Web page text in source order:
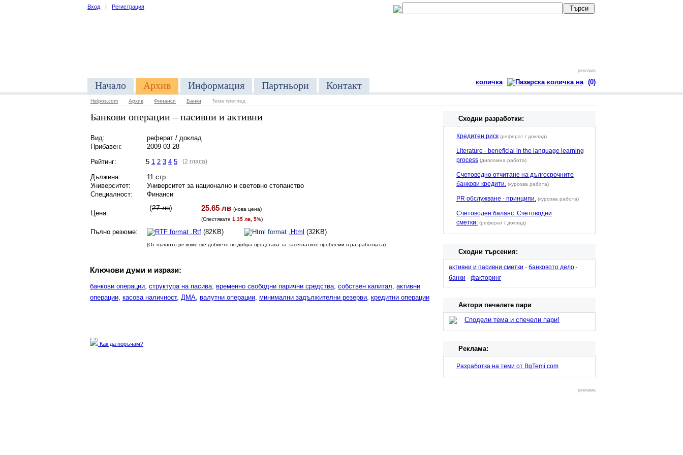
Вход I Регистрация
реклама
количка (0)
Начало Архив Информация Партньори Контакт
Helpos.com Архив Финанси Банки Тема преглед
Банкови операции – пасивни и активни
Вид:
реферат / доклад
Прибавен:
2009-03-28
Рейтинг:
5 1 2 3 4 5 (2 гласа)
Дължина:
11 стр.
Университет:
Университет за национално и световно стопанство
Специалност:
Финанси
Цена:
(27 лв) 25.65 лв (нова цена)
(Спестявате 1.35 лв, 5%)
Пълно резюме: .Rtf (82KB) .Html (32KB)
(От пълното резюме ще добиете по-добра представа за засегнатите проблеми в разработката)
Ключови думи и изрази:
банкови операции, структура на пасива, временно свободни парични средства, собствен капитал, активни
операции, касова наличност, ДМА, валутни операции, минимални задължителни резерви, кредитни операции
Как да поръчам?
Сходни разработки:
Кредитен риск (реферат / доклад)
Literature - beneficial in the language learning
process (дипломна работа)
Счетоводно отчитане на дългосрочните
банкови кредити. (курсова работа)
PR обслужване - принципи. (курсова работа)
Счетоводен баланс. Счетоводни
сметки. (реферат / доклад)
Сходни търсения:
активни и пасивни сметки · банковото дело ·
банки · факторинг
Автори печелете пари
Сподели тема и спечели пари!
Реклама:
Разработка на теми от BgTemi.com
реклама